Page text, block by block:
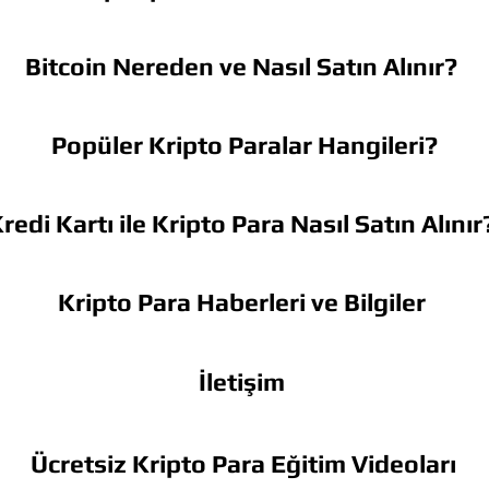
Bitcoin Nereden ve Nasıl Satın Alınır?
Popüler Kripto Paralar Hangileri?
Kartı ile Kripto Para Nasıl Satın
Kripto Para Haberleri ve Bilgiler
İletişim
Ücretsiz Kripto Para Eğitim Videoları